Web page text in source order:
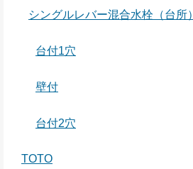
シングルレバー混合水栓（台所）
台付1穴
壁付
台付2穴
TOTO